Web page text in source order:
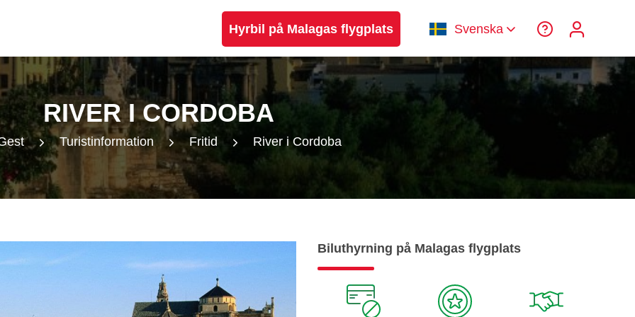
Hyrbil på Malagas flygplats Svenska
RIVER I CORDOBA
Turistinformation Fritid River i Cordoba
Biluthyrning på Malagas flygplats